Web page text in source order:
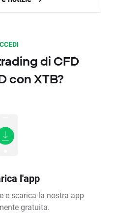
di CFD
con XTB?
l'app
e scarica la nostra app
gratuita.